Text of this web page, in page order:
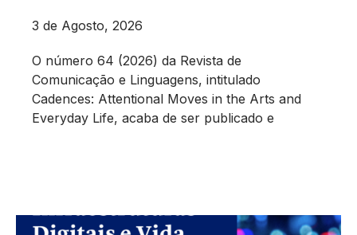
3 de Agosto, 2026
O número 64 (2026) da Revista de
Comunicação e Linguagens, intitulado
Cadences: Attentional Moves in the Arts and
Everyday Life, acaba de ser publicado e